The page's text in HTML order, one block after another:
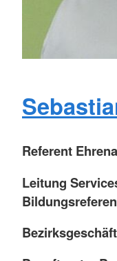
Referent
Leitung